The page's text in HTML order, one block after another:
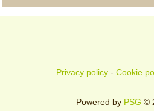
Privacy policy- Cookie
Powered by PSG ©